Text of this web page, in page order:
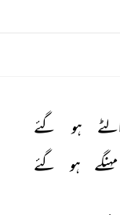
ہو
گئے
مہنگے ہو گئے